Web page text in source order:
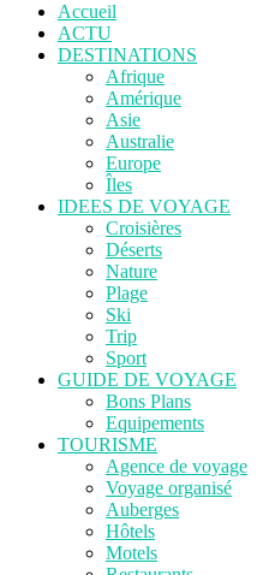
Accueil
ACTU
DESTINATIONS
Afrique
Amérique
Asie
Australie
Europe
Îles
IDEES DE VOYAGE
Croisières
Déserts
Nature
Plage
Ski
Trip
Sport
GUIDE DE VOYAGE
Bons Plans
Equipements
TOURISME
Agence de voyage
Voyage organisé
Auberges
Hôtels
Motels